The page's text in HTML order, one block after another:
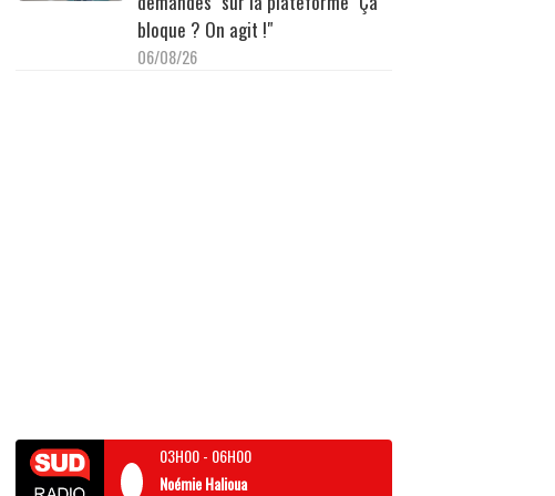
bloque ? On agit !"
06/08/26
03H00- 06H00
Noémie Halioua